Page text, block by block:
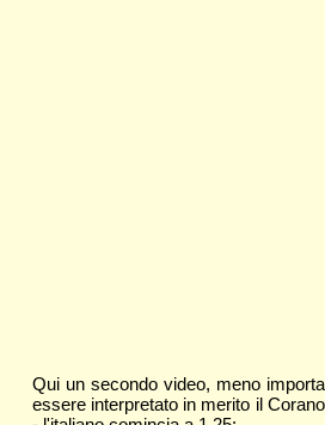
Qui un secondo video, meno
essere interpretato in merito il